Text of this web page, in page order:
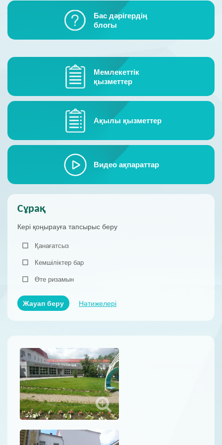
Қонақ кітабы
Бас дәрігердің
блогы
Мемлекеттік
қызметтер
Ақылы қызметтер
Видeо ақпараттар
Сұрақ
Кері қоңырауға тапсырыс беру
Қанағатсыз
Кемшіліктер бар
Өте ризамын
Жауап беру Нәтижелері